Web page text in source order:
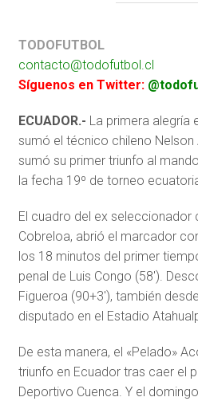
TODOFUTBOL
contacto@todofutbol.cl
Síguenos en Twitter:
ECUADOR.- La primera alegría
sumó el técnico chileno
sumó su primer triunfo al
la fecha 19º de torneo
El cuadro del ex seleccionador
Cobreloa, abrió el marcador
los 18 minutos del primer
penal de Luis Congo (58′).
Figueroa (90+3′), también
disputado en el Estadio
De esta manera, el «Pelado»
triunfo en Ecuador tras caer el
Deportivo Cuenca. Y el